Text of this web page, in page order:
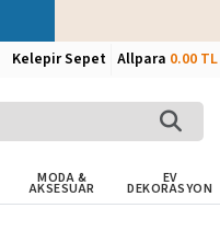
Kelepir Sepet Allpara 0.00 TL
MODA &
AKSESUAR
EV
DEKORASYON